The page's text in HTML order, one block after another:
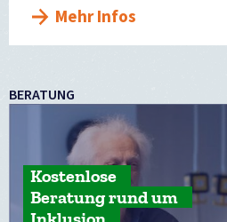
Mehr Infos
BERATUNG
Kostenlose
Beratung rund um